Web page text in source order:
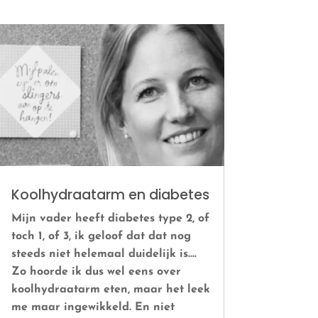
Koolhydraatarm en diabetes
Mijn vader heeft diabetes type 2, of
toch 1, of 3, ik geloof dat dat nog
steeds niet helemaal duidelijk is....
Zo hoorde ik dus wel eens over
koolhydraatarm eten, maar het leek
me maar ingewikkeld. En niet